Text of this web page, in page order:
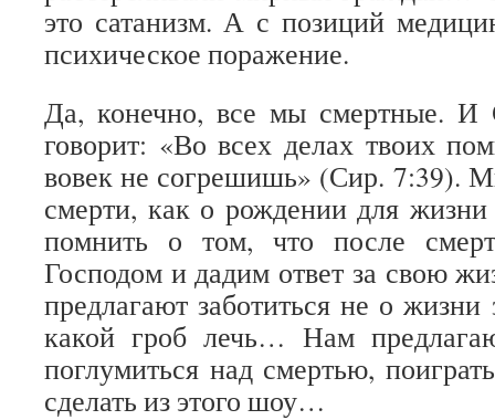
это сатанизм. А с позиций
психическое поражение.
Да, конечно, все мы смертные. И
говорит: «Во всех делах твоих
вовек не согрешишь» (Сир. 7:39).
смерти, как о рождении для
помнить о том, что после
Господом и дадим ответ за свою
предлагают заботиться не о
какой гроб лечь… Нам
поглумиться над смертью,
сделать из этого шоу…